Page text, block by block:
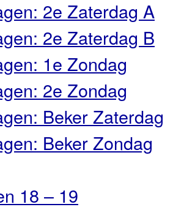
2e Zaterdag A
2e Zaterdag B
1e Zondag
2e Zondag
Beker Zaterdag
Beker Zondag
18 – 19